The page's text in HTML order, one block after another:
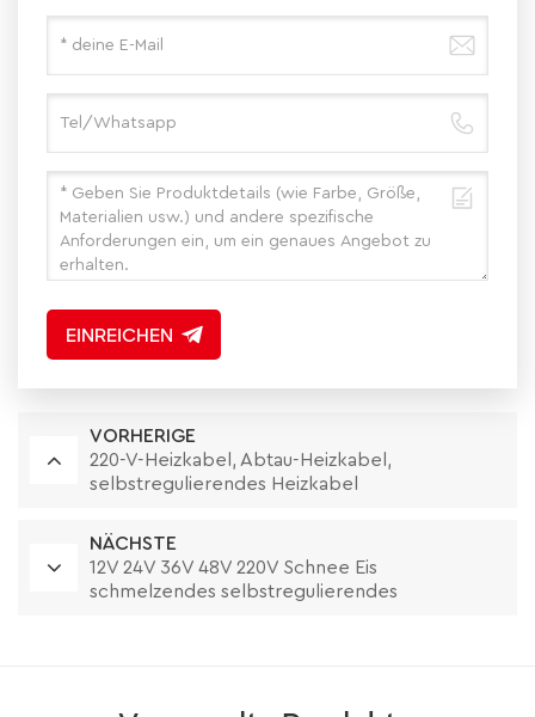
EINREICHEN
VORHERIGE
220-V-Heizkabel, Abtau-Heizkabel,
selbstregulierendes Heizkabel
NÄCHSTE
12V 24V 36V 48V 220V Schnee Eis
schmelzendes selbstregulierendes